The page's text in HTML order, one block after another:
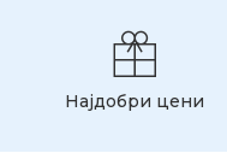
Најдобри цени